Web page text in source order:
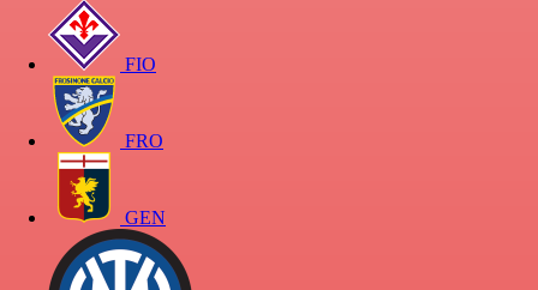
FIO
FRO
GEN